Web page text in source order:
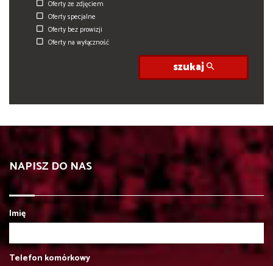
Oferty ze zdjęciem
Oferty specjalne
Oferty bez prowizji
Oferty na wyłączność
szukaj
NAPISZ DO NAS
Imię
Telefon komórkowy